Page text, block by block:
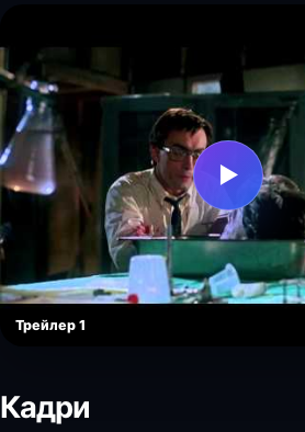
▶
Трейлер 1
Кадри